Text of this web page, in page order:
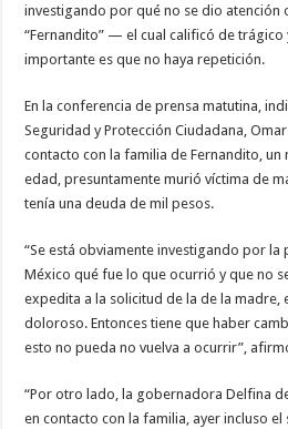
investigando por qué no se dio atención
“Fernandito” — el cual calificó de
importante es que no haya repetición.
En la conferencia de prensa matutina,
Seguridad y Protección Ciudadana,
contacto con la familia de Fernandito, un
edad, presuntamente murió víctima de
tenía una deuda de mil pesos.
“Se está obviamente investigando por
México qué fue lo que ocurrió y que no
expedita a la solicitud de la de la madre,
doloroso. Entonces tiene que haber
esto no pueda no vuelva a ocurrir”,
“Por otro lado, la gobernadora Delfina
en contacto con la familia, ayer incluso el